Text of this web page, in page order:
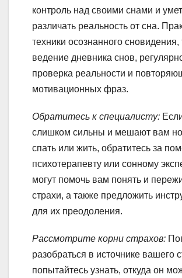
контроль над своими снами и
различать реальность от сна.
техники осознанного сновидения,
ведение дневника снов,
проверка реальности и
мотивационных фраз.
Обратитесь к специалисту:
слишком сильны и мешают вам
спать или жить, обратитесь за
психотерапевту или сонному
могут помочь вам понять и
страхи, а также предложить
для их преодоления.
Рассмотрите корни страхов:
разобраться в источнике вашего
попытайтесь узнать, откуда он